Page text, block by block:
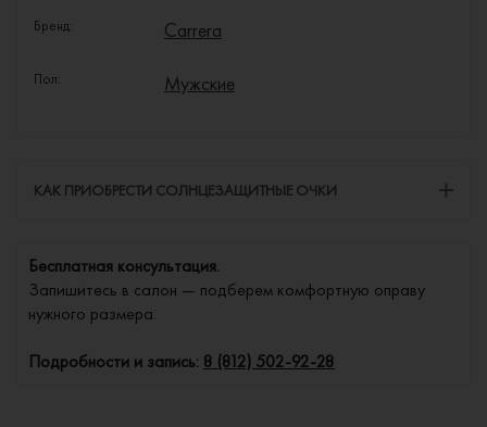
Бренд: Carrera
Пол: Мужские
КАК ПРИОБРЕСТИ СОЛНЦЕЗАЩИТНЫЕ ОЧКИ
Бесплатная консультация.
Запишитесь в салон — подберем комфортную оправу
нужного размера.
Подробности и запись: 8 (812) 502-92-28